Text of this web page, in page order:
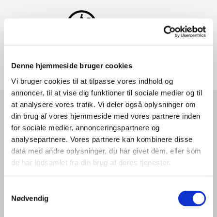
Denne hjemmeside bruger cookies
Vi bruger cookies til at tilpasse vores indhold og
annoncer, til at vise dig funktioner til sociale medier og til
at analysere vores trafik. Vi deler også oplysninger om
din brug af vores hjemmeside med vores partnere inden
for sociale medier, annonceringspartnere og
analysepartnere. Vores partnere kan kombinere disse
data med andre oplysninger, du har givet dem, eller som
de har indsamlet fra din brug af deres tjenester.
Nødvendig
Partskontrakter
Halvpartskontrakt
Bilag til partskontrakt
Info om halv- og helparter